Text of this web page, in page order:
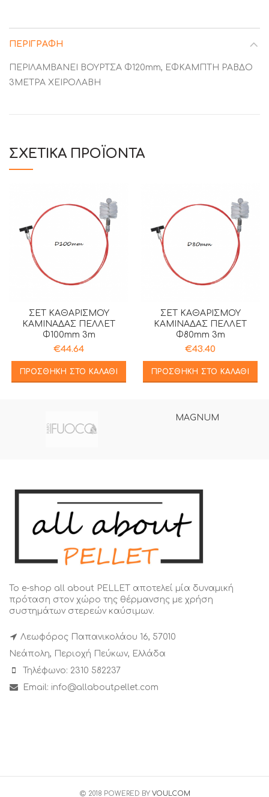
ΠΕΡΙΓΡΑΦΉ
ΠΕΡΙΛΑΜΒΑΝΕΙ ΒΟΥΡΤΣΑ Φ120mm, ΕΦΚΑΜΠΤΗ ΡΑΒΔΟ
3ΜΕΤΡΑ ΧΕΙΡΟΛΑΒΗ
ΣΧΕΤΙΚΆ ΠΡΟΪΌΝΤΑ
ΣΕΤ ΚΑΘΑΡΙΣΜΟΥ
ΚΑΜΙΝΑΔΑΣ ΠΕΛΛΕΤ
Φ100mm 3m
€44.64
ΠΡΟΣΘΉΚΗ ΣΤΟ ΚΑΛΆΘΙ
ΣΕΤ ΚΑΘΑΡΙΣΜΟΥ
ΚΑΜΙΝΑΔΑΣ ΠΕΛΛΕΤ
Φ80mm 3m
€43.40
ΠΡΟΣΘΉΚΗ ΣΤΟ ΚΑΛΆΘΙ
MAGNUM
Το e-shop all about PELLET αποτελεί μία δυναμική
πρόταση στον χώρο της θέρμανσης με χρήση
συστημάτων στερεών καύσιμων.
Λεωφόρος Παπανικολάου 16, 57010
Νεάπολη, Περιοχή Πεύκων, Ελλάδα
Τηλέφωνο: 2310 582237
Email: info@allaboutpellet.com
2018 POWERED BY VOULCOM